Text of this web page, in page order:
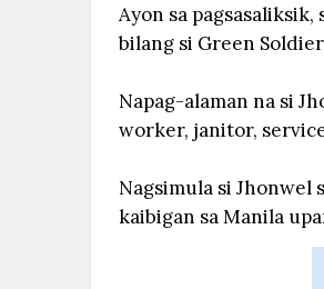
Ayon sa
bilang si Green
Napag-alaman na si
worker, janitor,
Nagsimula si Jhonwel
kaibigan sa Manila